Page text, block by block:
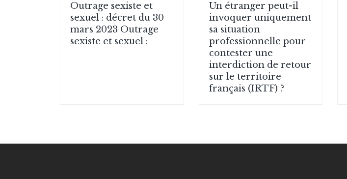
Outrage sexiste et
sexuel : décret du 30
mars 2023 Outrage
sexiste et sexuel :
Un étranger peut-il
invoquer uniquement
sa situation
professionnelle pour
contester une
interdiction de retour
sur le territoire
français (IRTF) ?